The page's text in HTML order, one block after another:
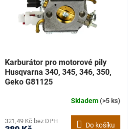
Karburátor pro motorové pily
Husqvarna 340, 345, 346, 350,
Geko G81125
Skladem(>5 ks)
321,49 Kč bez DPH
Do košíku